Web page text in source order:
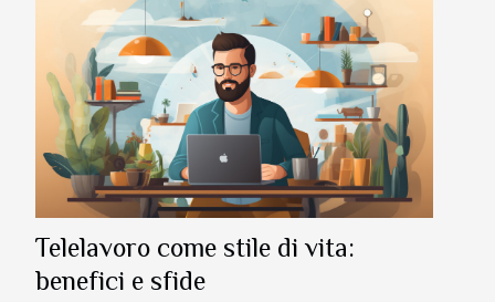
Telelavoro come stile di vita:
benefici e sfide